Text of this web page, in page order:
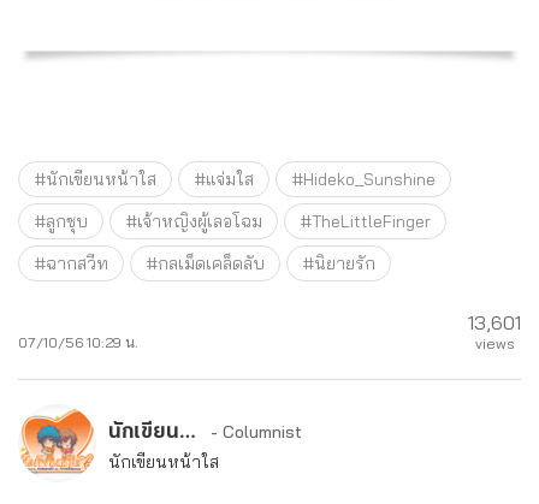
#นักเขียนหน้าใส #แจ่มใส
#Hideko_Sunshine
#ลูกชุบ
#เจ้าหญิงผู้เลอโฉม
#TheLittleFinger
#ฉากสวีท
#กลเม็ดเคล็ดลับ #นิยายรัก
07/10/56 10:29 น.
13,601
views
นักเขียนหน้าใส
- Columnist
นักเขียนหน้าใส